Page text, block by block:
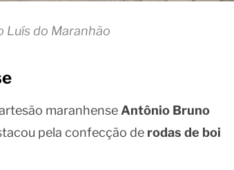
Luís do Maranhão
maranhense Antônio Bruno
pela confecção de rodas de boi